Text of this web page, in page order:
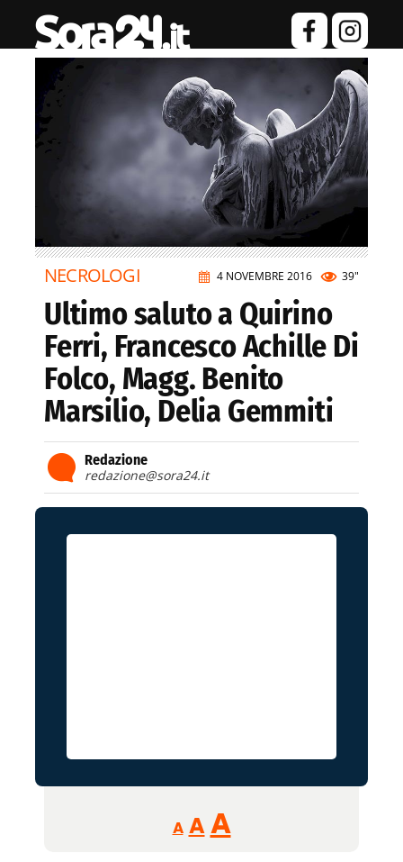
4 NOVEMBRE 2016 39"
NECROLOGI
Ultimo saluto a Quirino
Ferri, Francesco Achille Di
Folco, Magg. Benito
Marsilio, Delia Gemmiti
Redazione
redazione@sora24.it
A
Reducir
tamaño
A Restablecer
AAumentar